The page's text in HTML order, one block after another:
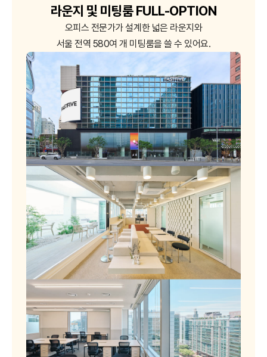
라운지 및 미팅룸FULL-OPTION
오피스 전문가가 설계한 넓은 라운지와
서울 전역 580여 개 미팅룸을 쓸 수 있어요.